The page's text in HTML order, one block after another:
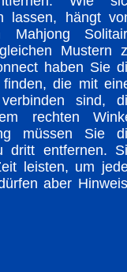
lassen, hängt
Mahjong
Mustern
haben Sie
finden, die mit
sind,
rechten
müssen Sie
dritt entfernen.
leisten, um
aber